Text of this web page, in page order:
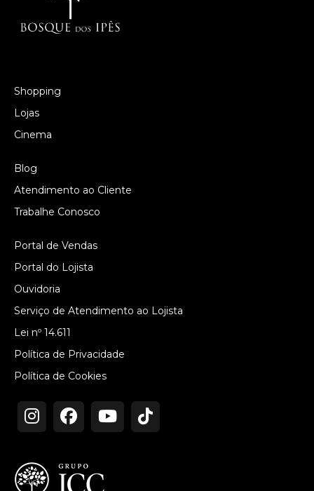
Shopping
Lojas
Cinema
Blog
Atendimento ao Cliente
Trabalhe Conosco
Portal de Vendas
Portal do Lojista
Ouvidoria
Serviço de Atendimento ao Lojista
Lei nº 14.611
Política de Privacidade
Política de Cookies